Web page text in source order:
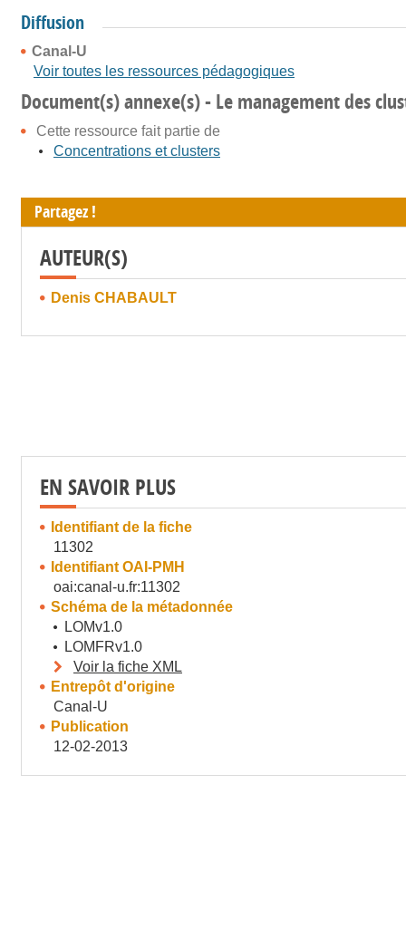
Diffusion
Canal-U
Voir toutes les ressources pédagogiques
Document(s) annexe(s) - Le management des
Cette ressource fait partie de
Concentrations et clusters
Partagez !
AUTEUR(S)
Denis CHABAULT
EN SAVOIR PLUS
Identifiant de la fiche
11302
Identifiant OAI-PMH
oai:canal-u.fr:11302
Schéma de la métadonnée
LOMv1.0
LOMFRv1.0
Voir la fiche XML
Entrepôt d'origine
Canal-U
Publication
12-02-2013